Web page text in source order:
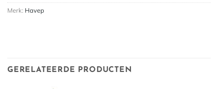
Merk: Havep
GERELATEERDE PRODUCTEN